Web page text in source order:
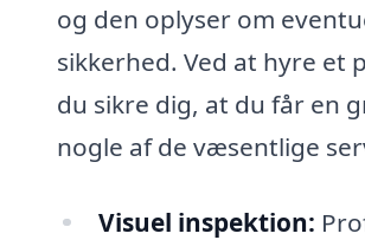
og den oplyser om
sikkerhed. Ved at hyre et
du sikre dig, at du får en
nogle af de væsentlige
Visuel inspektion: